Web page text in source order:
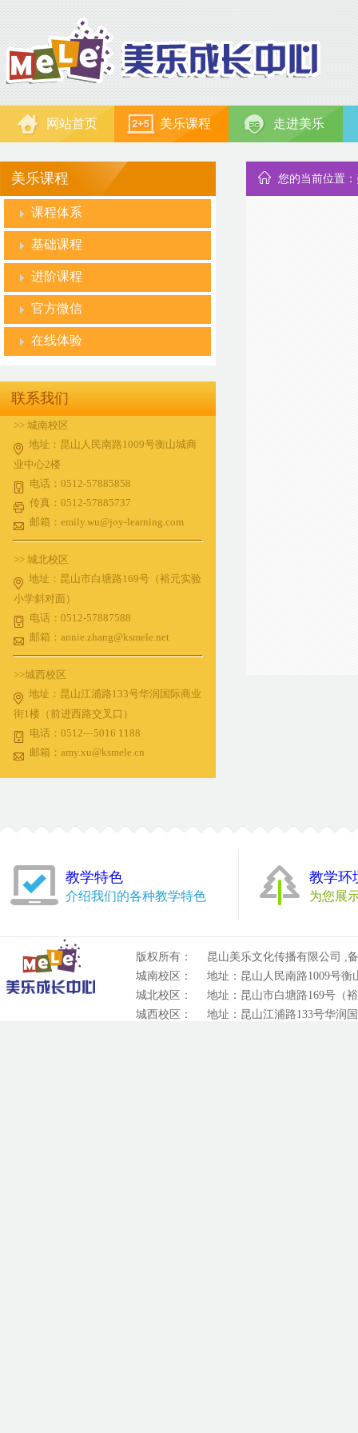
网站首页 美乐课程 走进美乐
美乐课程
课程体系
基础课程
进阶课程
官方微信
在线体验
联系我们
>> 城南校区
地址：昆山人民南路1009号衡山城商
业中心2楼
电话：0512-57885858
传真：0512-57885737
邮箱：emily.wu@joy-learning.com
>> 城北校区
地址：昆山市白塘路169号（裕元实验
小学斜对面）
电话：0512-57887588
邮箱：annie.zhang@ksmele.net
>>城西校区
地址：昆山江浦路133号华润国际商业
街1楼（前进西路交叉口）
电话：0512—5016 1188
邮箱：amy.xu@ksmele.cn
您的当前位置：
教学特色
介绍我们的各种教学特色
教学环
为您展
版权所有：
昆山美乐文化传播有限公司 ,
城南校区：
地址：昆山人民南路1009号衡
城北校区：
地址：昆山市白塘路169号（
城西校区：
地址：昆山江浦路133号华润